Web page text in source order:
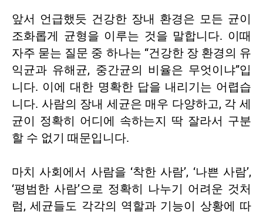
앞서 언급했듯 건강한 장내 환경은 모든 균이
조화롭게 균형을 이루는 것을 말합니다. 이때
자주 묻는 질문 중 하나는 “건강한 장 환경의 유
익균과 유해균, 중간균의 비율은 무엇이냐”입
니다. 이에 대한 명확한 답을 내리기는 어렵습
니다. 사람의 장내 세균은 매우 다양하고, 각 세
균이 정확히 어디에 속하는지 딱 잘라서 구분
할 수 없기 때문입니다.
마치 사회에서 사람을 ‘착한 사람’, ‘나쁜 사람’,
‘평범한 사람’으로 정확히 나누기 어려운 것처
럼, 세균들도 각각의 역할과 기능이 상황에 따